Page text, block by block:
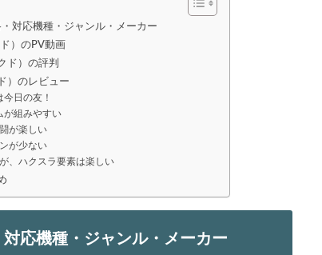
対応機種・ジャンル・メーカー
）のPV動画
ド）の評判
）のレビュー
今日の友！
が組みやすい
が楽しい
が少ない
、ハクスラ要素は楽しい
応機種・ジャンル・メーカー